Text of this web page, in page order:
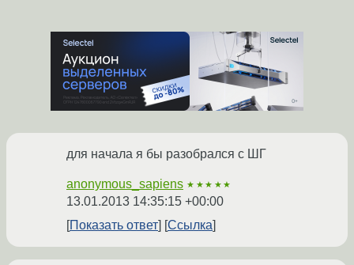
для начала я бы разобрался с ШГ
anonymous_sapiens ★★★★★
13.01.2013 14:35:15 +00:00
Показать ответ
Ссылка